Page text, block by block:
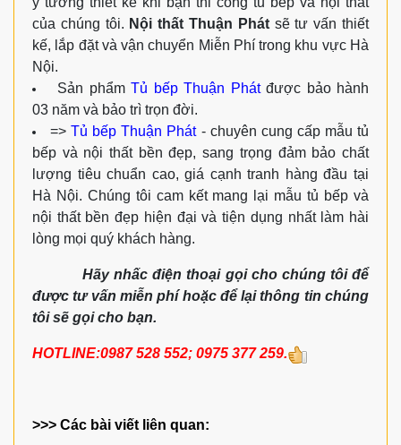
của chúng tôi. Nội thất Thuận Phátsẽ tư vấn thiết
kế, lắp đặt và vận chuyển Miễn Phí trong khu vực Hà
Nội.
Sản phẩm Tủ bếp Thuận Phátđược bảo hành
03 năm và bảo trì trọn đời.
=>Tủ bếp Thuận Phát- chuyên cung cấp mẫu tủ
bếp và nội thất bền đẹp, sang trọng đảm bảo chất
lượng tiêu chuẩn cao, giá cạnh tranh hàng đầu tại
Hà Nội. Chúng tôi cam kết mang lại mẫu tủ bếp và
nội thất bền đẹp hiện đại và tiện dụng nhất làm hài
lòng mọi quý khách hàng.
Hãy nhấc điện thoại gọi cho chúng tôi để
được tư vấn miễn phí hoặc để lại thông tin chúng
tôi sẽ gọi cho bạn.
HOTLINE:0987 528 552; 0975 377 259.
>>> Các bài viết liên quan: